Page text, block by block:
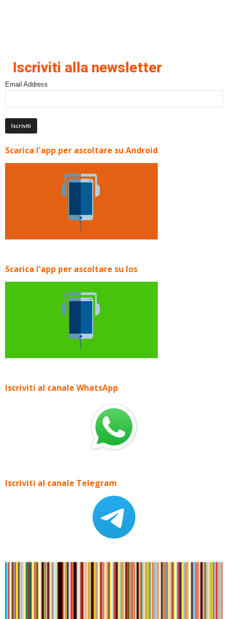
Iscriviti alla newsletter
Email Address
Scarica l'app per ascoltare su Android
Scarica l'app per ascoltare su Ios
Iscriviti al canale WhatsApp
Iscriviti al canale Telegram